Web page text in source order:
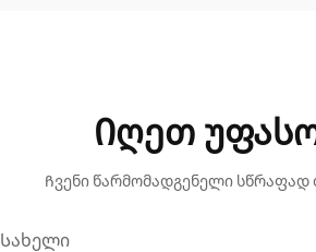
Იღეთ
Ჩვენი წარმომადგენელი სწრაფად
Სახელი